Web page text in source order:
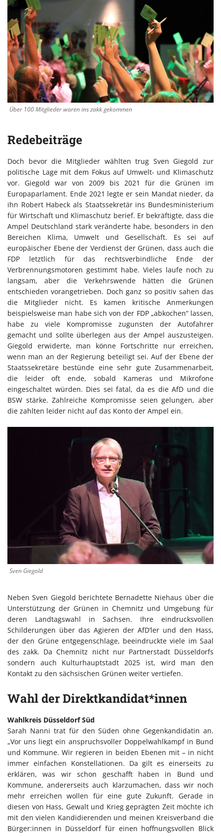
Über 100 Mitglieder waren ins zakk gekommen
Redebeiträge
Doch bevor die Mitglieder wählten trug Sven Giegold zur
politische Lage mit dem Fokus auf Umwelt- und Klimaschutz
vor. Giegold war von 2009 bis 2021 für die Grünen im
Europaparlament. Ende 2021 legte er sein Mandat nieder, da
ihn Robert Habeck als Staatssekretär ins Bundesministerium
für Wirtschaft und Klimaschutz berief. Er bekräftigte, dass die
Ampel Deutschland stark veränderte habe, besonders in den
Bereichen Klima, Umwelt und Gesellschaft. Es sei auf
europäischer Ebene der Verdienst der Grünen, dass auch die
FDP letztlich für das rechtsverbindliche Ende der
Verbrennungsmotoren gestimmt habe. Vieles laufe noch zu
langsam, aber die Verkehrswende hätten die Grünen
entschieden vorangetrieben. Doch ganz so positiv sahen das
die Mitglieder nicht. Es kamen kritische Anmerkungen
beispielsweise man habe sich von der FDP „abkochen“ lassen,
habe zu viele Kompromisse zugunsten der Autofahrer
gemacht und sollte überlegen aus der Ampel auszusteigen.
Giegold erwiderte, man könne Fortschritte nur erreichen,
wenn man an der Regierung beteiligt sei. Auf der Ebene der
Staatssekretäre bestünde eine sehr gute Zusammenarbeit,
die leider oft ende, sobald Kameras und Mikrofone
eingeschaltet würden. Dies sei fatal, da es die AfD und die
BSW stärke. Zahlreiche Kompromisse seien gelungen, aber
die zahlten leider nicht auf das Konto der Ampel ein.
Sven Giegold
Neben Sven Giegold berichtete Bernadette Niehaus über die
Unterstützung der Grünen in Chemnitz und Umgebung für
deren Landtagswahl in Sachsen. Ihre eindrucksvollen
Schilderungen über das Agieren der AfD’ler und den Hass,
der den Grüne entgegenschlage, beeindruckte viele im Saal
des zakk. Da Chemnitz nicht nur Partnerstadt Düsseldorfs
sondern auch Kulturhauptstadt 2025 ist, wird man den
Kontakt zu den sächsischen Grünen weiter vertiefen.
Wahl der Direktkandidat*innen
Wahlkreis Düsseldorf Süd
Sarah Nanni trat für den Süden ohne Gegenkandidatin an.
„Vor uns liegt ein anspruchsvoller Doppelwahlkampf in Bund
und Kommune. Wir regieren in beiden Ebenen mit – in nicht
immer einfachen Konstellationen. Da gilt es einerseits zu
erklären, was wir schon geschafft haben in Bund und
Kommune, andererseits auch klarzumachen, dass wir noch
mehr erreichen wollen für eine gute Zukunft. Gerade in
diesen von Hass, Gewalt und Krieg geprägten Zeit möchte ich
mit den vielen Kandidierenden und meinen Kreisverband die
Bürger:innen in Düsseldorf für einen hoffnungsvollen Blick